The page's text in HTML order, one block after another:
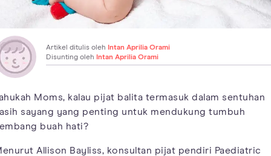
Artikel ditulis oleh Intan Aprilia Orami
Disunting oleh Intan Aprilia Orami
Moms, kalau pijat balita termasuk dalam sentuhan
sayang yang penting untuk mendukung tumbuh
buah hati?
Allison Bayliss, konsultan pijat pendiri Paediatric